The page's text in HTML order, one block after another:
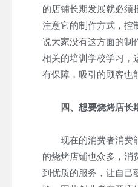
的店铺长期发展就必须
注意它的制作方式，控
说大家没有这方面的制
相关的培训学校学习，
有保障，吸引的顾客也
四、想要烧烤店长
现在的消费者消费
的烧烤店铺也众多，消
到优质的服务，让自己